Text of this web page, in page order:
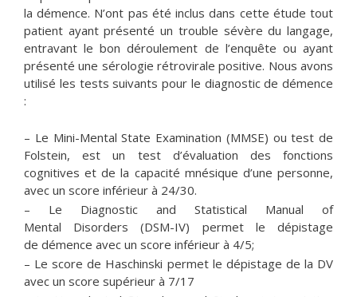
la démence. N’ont pas été inclus dans cette étude tout
patient ayant présenté un trouble sévère du langage,
entravant le bon déroulement de l’enquête ou ayant
présenté une sérologie rétrovirale positive. Nous avons
utilisé les tests suivants pour le diagnostic de démence
:
– Le Mini-Mental State Examination (MMSE) ou test de
Folstein, est un test d’évaluation des fonctions
cognitives et de la capacité mnésique d’une personne,
avec un score inférieur à 24/30.
– Le Diagnostic and Statistical Manual of
Mental Disorders (DSM-IV) permet le dépistage
de démence avec un score inférieur à 4/5;
– Le score de Haschinski permet le dépistage de la DV
avec un score supérieur à 7/17